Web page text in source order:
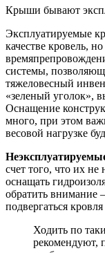
Крыши бывают
Эксплуатируемые
качестве кровель,
системы,
тяжеловесный
«зеленый уголок»,
Оснащение
много, при этом
весовой нагрузке
счет того, что их
оснащать
обратить внимание
подвергаться
Ходить по
рекомендуют,